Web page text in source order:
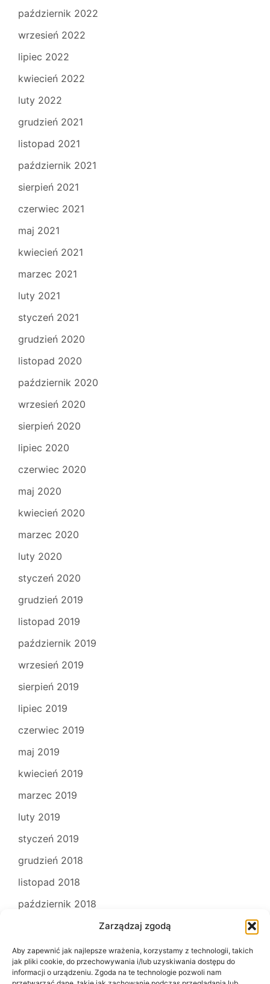
Zarządzaj zgodą
Aby zapewnić jak najlepsze wrażenia, korzystamy z technologii, takich
jak pliki cookie, do przechowywania i/lub uzyskiwania dostępu do
informacji o urządzeniu. Zgoda na te technologie pozwoli nam
październik 2022
wrzesień 2022
lipiec 2022
kwiecień 2022
luty 2022
grudzień 2021
listopad 2021
październik 2021
sierpień 2021
czerwiec 2021
maj 2021
kwiecień 2021
marzec 2021
luty 2021
styczeń 2021
grudzień 2020
listopad 2020
październik 2020
wrzesień 2020
sierpień 2020
lipiec 2020
czerwiec 2020
maj 2020
kwiecień 2020
marzec 2020
luty 2020
styczeń 2020
grudzień 2019
listopad 2019
październik 2019
wrzesień 2019
sierpień 2019
lipiec 2019
czerwiec 2019
maj 2019
kwiecień 2019
marzec 2019
luty 2019
styczeń 2019
grudzień 2018
listopad 2018
październik 2018